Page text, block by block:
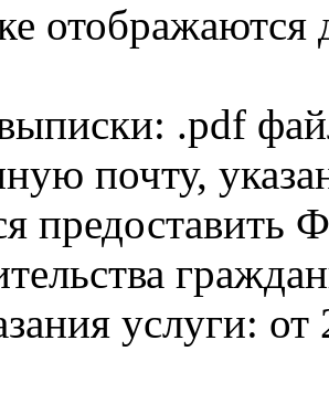
.pdf
почту,
услуги: от